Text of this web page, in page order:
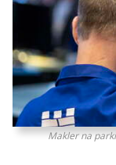
Makler na